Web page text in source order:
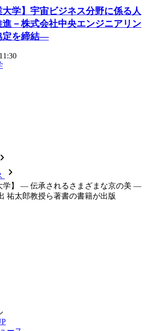
大学】宇宙ビジネス分野に係る人
－株式会社中央エンジニアリン
定を締結―
chevron_forward
chevron_forward
学】 — 伝承されるさまざまな京の美 —
祐太郎教授ら著書の書籍が出版